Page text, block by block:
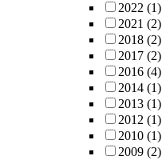
2022 (1)
2021 (2)
2018 (2)
2017 (2)
2016 (4)
2014 (1)
2013 (1)
2012 (1)
2010 (1)
2009 (2)